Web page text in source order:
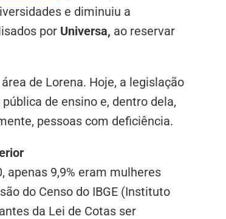
e diminuiu a
por Universa, ao reservar
de Lorena. Hoje, a legislação
de ensino e, dentro dela,
pessoas com deficiência.
apenas 9,9% eram mulheres
do Censo do IBGE (Instituto
da Lei de Cotas ser